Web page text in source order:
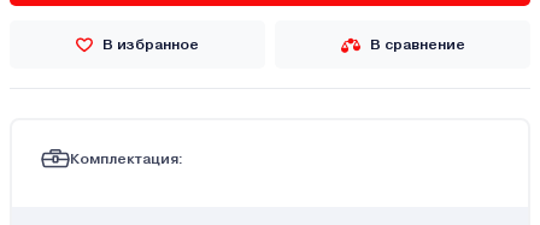
В избранное В сравнение
Комплектация: